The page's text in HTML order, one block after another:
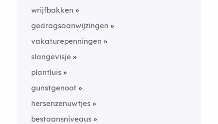
wrijfbakken
gedragsaanwijzingen
vakaturepenningen
slangevisje
plantluis
gunstgenoot
hersenzenuwtjes
bestaansniveaus